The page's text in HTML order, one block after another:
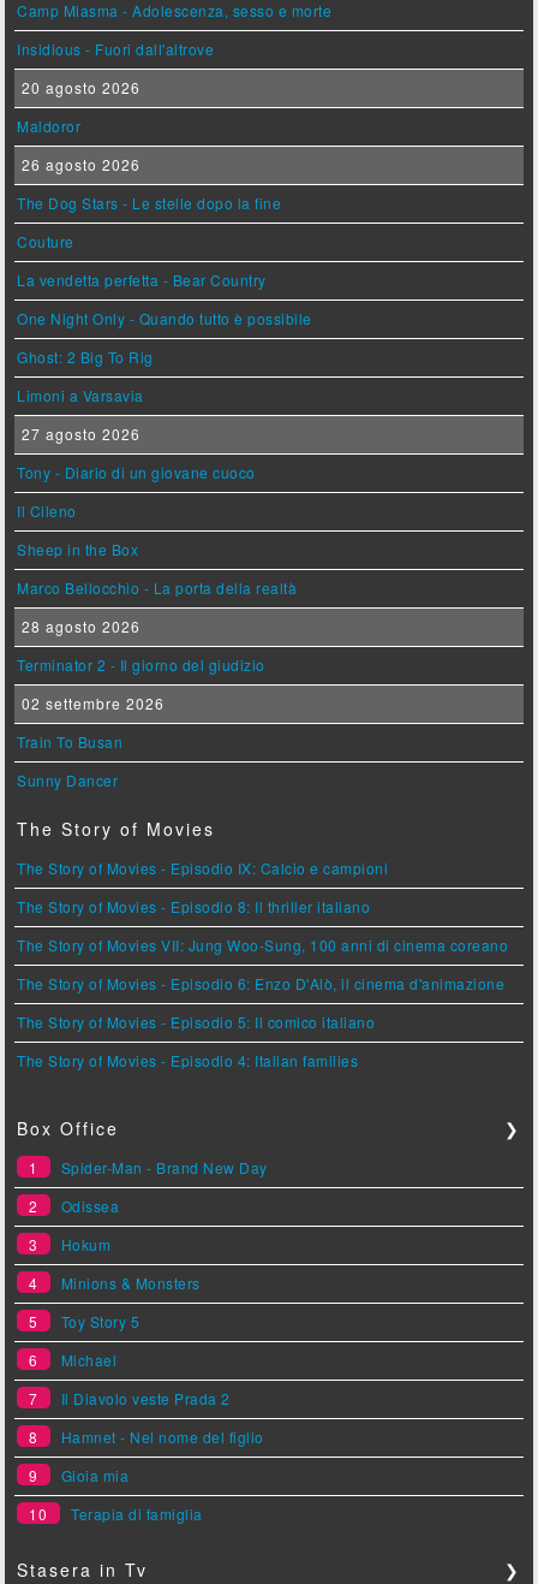
Camp Miasma - Adolescenza, sesso e morte
Insidious - Fuori dall'altrove
20 agosto 2026
Maldoror
26 agosto 2026
The Dog Stars - Le stelle dopo la fine
Couture
La vendetta perfetta - Bear Country
One Night Only - Quando tutto è possibile
Ghost: 2 Big To Rig
Limoni a Varsavia
27 agosto 2026
Tony - Diario di un giovane cuoco
Il Cileno
Sheep in the Box
Marco Bellocchio - La porta della realtà
28 agosto 2026
Terminator 2 - Il giorno del giudizio
02 settembre 2026
Train To Busan
Sunny Dancer
The Story of Movies
The Story of Movies - Episodio IX: Calcio e campioni
The Story of Movies - Episodio 8: Il thriller italiano
The Story of Movies VII: Jung Woo-Sung, 100 anni di cinema coreano
The Story of Movies - Episodio 6: Enzo D'Alò, il cinema d'animazione
The Story of Movies - Episodio 5: Il comico italiano
The Story of Movies - Episodio 4: Italian families
Box Office ❯
1
Spider-Man - Brand New Day
2
Odissea
3
Hokum
4
Minions & Monsters
5
Toy Story 5
6
Michael
7
Il Diavolo veste Prada 2
8
Hamnet - Nel nome del figlio
9
Gioia mia
10
Terapia di famiglia
Stasera in Tv ❯